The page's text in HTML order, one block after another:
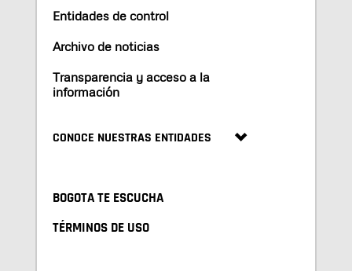
Entidades de control
Archivo de noticias
Transparencia y acceso a la
información
CONOCE NUESTRAS ENTIDADES
BOGOTA TE ESCUCHA
TÉRMINOS DE USO